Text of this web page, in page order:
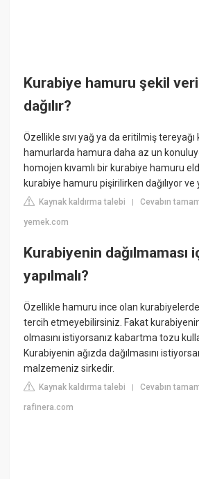
Kurabiye hamuru şekil
dağılır?
Özellikle sıvı yağ ya da eritilmiş tereyağı
hamurlarda hamura daha az un
homojen kıvamlı bir kurabiye hamuru
kurabiye hamuru pişirilirken dağılıyor ve
Kaynak kaldırma talebi |Cevabın
yemek.com
Kurabiyenin dağılmaması
yapılmalı?
Özellikle hamuru ince olan
tercih etmeyebilirsiniz. Fakat
olmasını istiyorsanız kabartma tozu
Kurabiyenin ağızda dağılmasını
malzemeniz sirkedir.
Kaynak kaldırma talebi |Cevabın
rafinera.com